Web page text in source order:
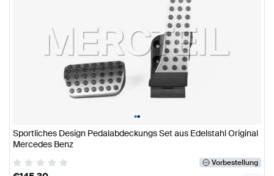
••
Sportliches Design Pedalabdeckungs Set aus Edelstahl Original
Mercedes Benz
Vorbestellung